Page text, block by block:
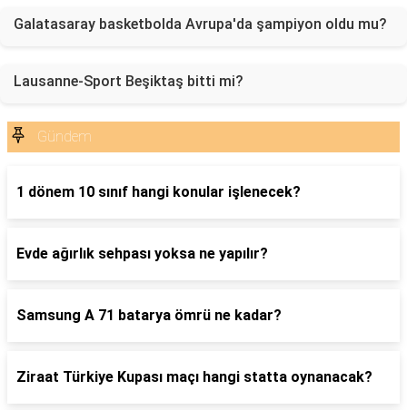
Galatasaray basketbolda Avrupa'da şampiyon oldu mu?
Lausanne-Sport Beşiktaş bitti mi?
Gündem
1 dönem 10 sınıf hangi konular işlenecek?
Evde ağırlık sehpası yoksa ne yapılır?
Samsung A 71 batarya ömrü ne kadar?
Ziraat Türkiye Kupası maçı hangi statta oynanacak?